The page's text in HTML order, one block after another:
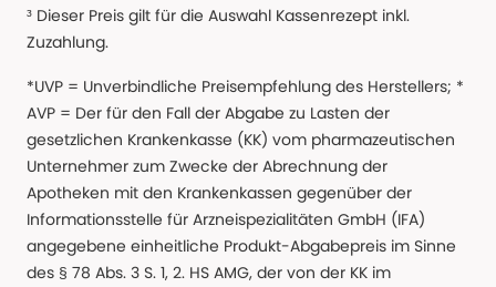
³ Dieser Preis gilt für die Auswahl Kassenrezept inkl.
Zuzahlung.
*UVP = Unverbindliche Preisempfehlung des Herstellers; *
AVP = Der für den Fall der Abgabe zu Lasten der
gesetzlichen Krankenkasse (KK) vom pharmazeutischen
Unternehmer zum Zwecke der Abrechnung der
Apotheken mit den Krankenkassen gegenüber der
Informationsstelle für Arzneispezialitäten GmbH (IFA)
angegebene einheitliche Produkt-Abgabepreis im Sinne
des § 78 Abs. 3 S. 1, 2. HS AMG, der von der KK im